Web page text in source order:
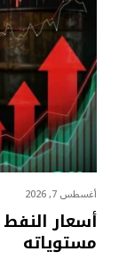
أغسطس 7, 2026
أسعار
مستوياته